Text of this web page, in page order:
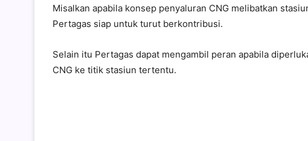
Misalkan apabila konsep penyaluran CNG melibatkan
Pertagas siap untuk turut berkontribusi.
Selain itu Pertagas dapat mengambil peran apabila
CNG ke titik stasiun tertentu.